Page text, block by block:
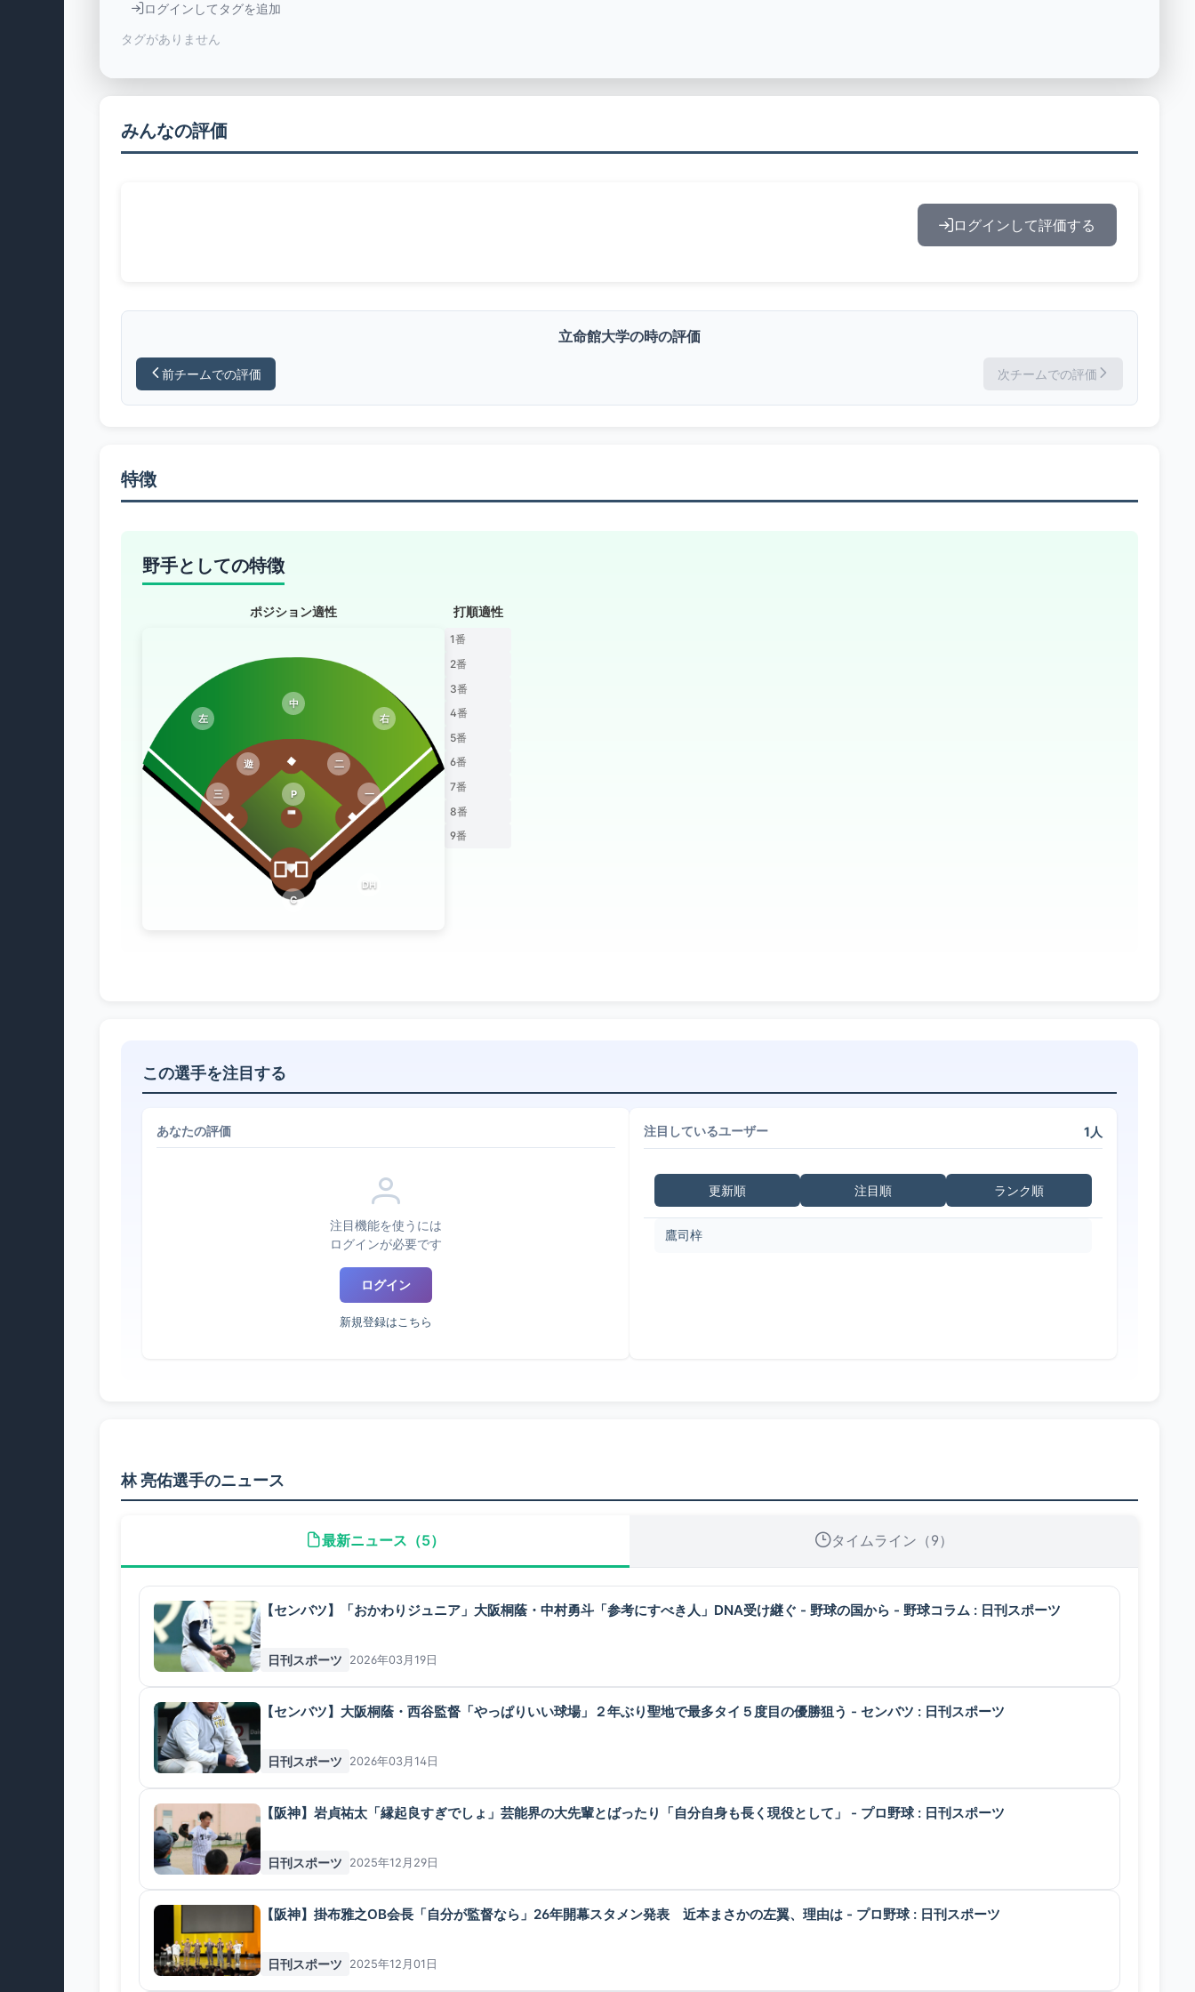
ログインしてタグを追加
タグがありません
みんなの評価
ログインして評価する
立命館大学の時の評価
前チームでの評価 次チームでの評価
特徴
野手としての特徴
ポジション適性
P
C
一
二
三
遊
左
中
右
DH
打順適性
1番
2番
3番
4番
5番
6番
7番
8番
9番
この選手を注目する
あなたの評価
注目機能を使うには
ログインが必要です
ログイン
新規登録はこちら
注目しているユーザー 1人
更新順 注目順 ランク順
鷹司梓
林 亮佑選手のニュース
最新ニュース（5） タイムライン（9）
【センバツ】「おかわりジュニア」大阪桐蔭・中村勇斗「参考にすべき人」DNA受け継ぐ - 野球の国から - 野球コラム : 日刊スポーツ
日刊スポーツ 2026年03月19日
【センバツ】大阪桐蔭・西谷監督「やっぱりいい球場」２年ぶり聖地で最多タイ５度目の優勝狙う - センバツ : 日刊スポーツ
日刊スポーツ 2026年03月14日
【阪神】岩貞祐太「縁起良すぎでしょ」芸能界の大先輩とばったり「自分自身も長く現役として」 - プロ野球 : 日刊スポーツ
日刊スポーツ 2025年12月29日
【阪神】掛布雅之OB会長「自分が監督なら」26年開幕スタメン発表 近本まさかの左翼、理由は - プロ野球 : 日刊スポーツ
日刊スポーツ 2025年12月01日